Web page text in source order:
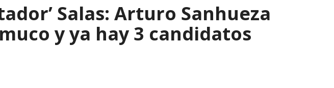
Salas: Arturo Sanhueza
y ya hay 3 candidatos